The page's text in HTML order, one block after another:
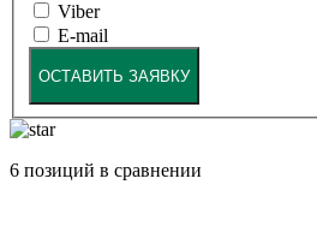
Viber
E-mail
ОСТАВИТЬ ЗАЯВКУ
6 позиций в сравнении